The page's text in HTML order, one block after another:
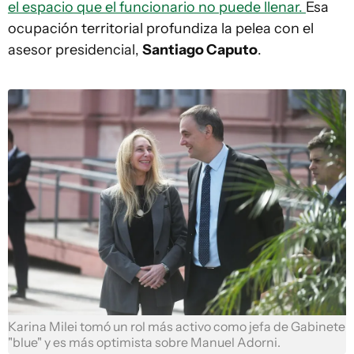
el espacio que el funcionario no puede llenar. Esa
ocupación territorial profundiza la pelea con el
asesor presidencial, Santiago Caputo.
Karina Milei tomó un rol más activo como jefa de Gabinete
"blue" y es más optimista sobre Manuel Adorni.